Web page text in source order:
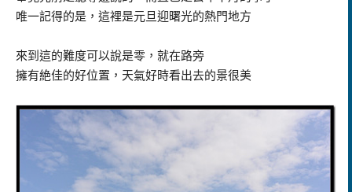
唯一記得的是，這裡是元旦迎曙光的熱門地方
來到這的難度可以說是零，就在路旁
擁有絶佳的好位置，天氣好時看出去的景很美